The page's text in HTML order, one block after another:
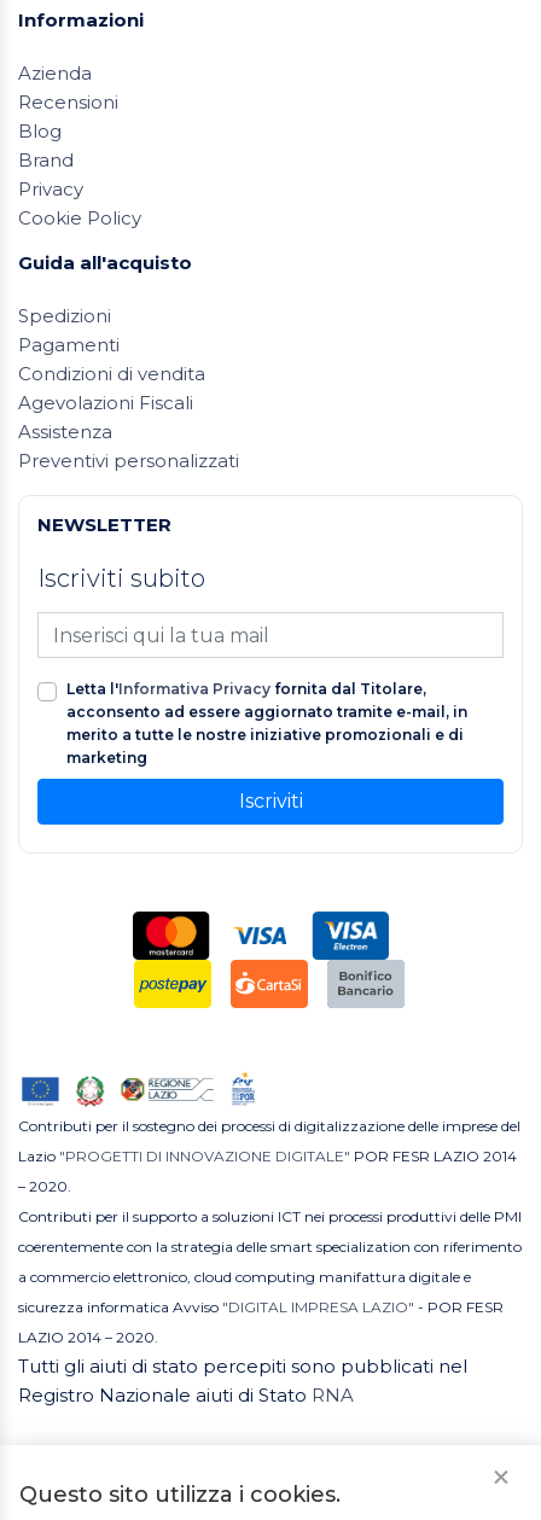
Informazioni
Azienda
Recensioni
Blog
Brand
Privacy
Cookie Policy
Guida all'acquisto
Spedizioni
Pagamenti
Condizioni di vendita
Agevolazioni Fiscali
Assistenza
Preventivi personalizzati
NEWSLETTER
Iscriviti subito
Letta l'Informativa Privacy fornita dal Titolare,
acconsento ad essere aggiornato tramite e-mail, in
merito a tutte le nostre iniziative promozionali e di
marketing
Iscriviti
Contributi per il sostegno dei processi di digitalizzazione delle imprese del
Lazio "PROGETTI DI INNOVAZIONE DIGITALE" POR FESR LAZIO 2014
– 2020.
Contributi per il supporto a soluzioni ICT nei processi produttivi delle PMI
coerentemente con la strategia delle smart specialization con riferimento
a commercio elettronico, cloud computing manifattura digitale e
sicurezza informatica Avviso "DIGITAL IMPRESA LAZIO" - POR FESR
LAZIO 2014 – 2020.
Tutti gli aiuti di stato percepiti sono pubblicati nel
Registro Nazionale aiuti di Stato RNA
Questo sito utilizza i cookies.